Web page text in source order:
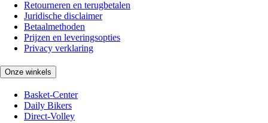
Retourneren en terugbetalen
Juridische disclaimer
Betaalmethoden
Prijzen en leveringsopties
Privacy verklaring
Onze winkels
Basket-Center
Daily Bikers
Direct-Volley